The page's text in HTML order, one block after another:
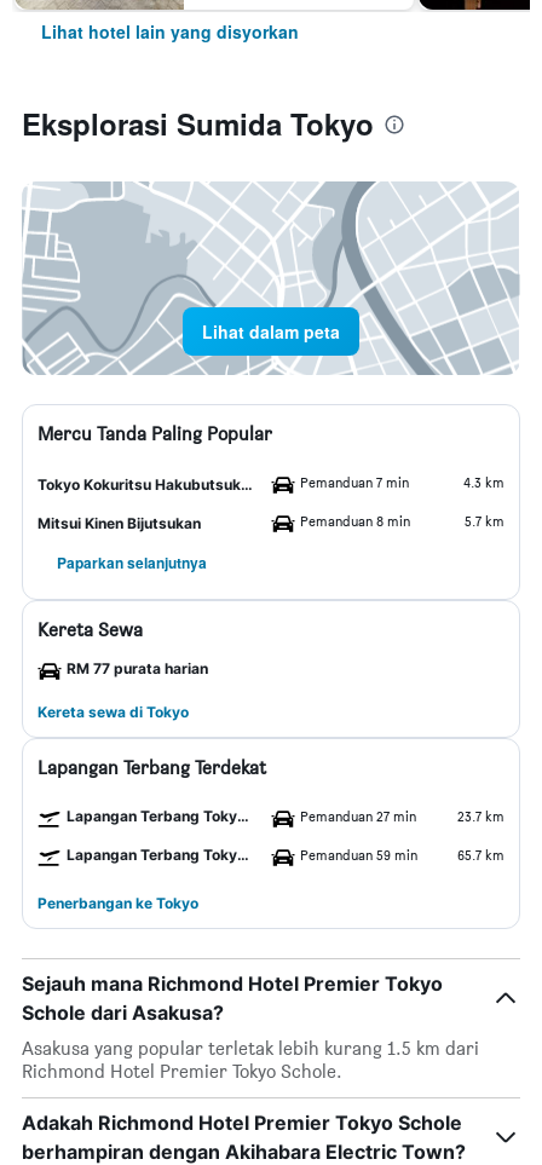
Lihat hotel lain yang disyorkan
Eksplorasi Sumida Tokyo
Lihat dalam peta
Mercu Tanda Paling Popular
Tokyo Kokuritsu Hakubutsukan Pemanduan 7 min 4.3 km
Mitsui Kinen Bijutsukan Pemanduan 8 min 5.7 km
Paparkan selanjutnya
Kereta Sewa
RM 77 purata harian
Kereta sewa di Tokyo
Lapangan Terbang Terdekat
Lapangan Terbang Tokyo Haneda Pemanduan 27 min 23.7 km
Lapangan Terbang Tokyo Narita Pemanduan 59 min 65.7 km
Penerbangan ke Tokyo
Sejauh mana Richmond Hotel Premier Tokyo
Schole dari Asakusa?
Asakusa yang popular terletak lebih kurang 1.5 km dari
Richmond Hotel Premier Tokyo Schole.
Adakah Richmond Hotel Premier Tokyo Schole
berhampiran dengan Akihabara Electric Town?